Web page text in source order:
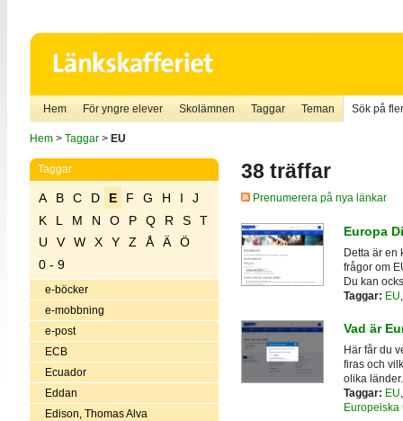
Hem För yngre elever Skolämnen Taggar Teman Sök på
Hem> Taggar> EU
Taggar
A B C D E F G H I
J
K
L M N O P Q R S
T
U
V W X Y Z Å Ä
Ö
0 - 9
e-böcker
e-mobbning
e-post
ECB
Ecuador
Eddan
Edison, Thomas Alva
38 träffar
Prenumerera på nya länkar
Europa
Detta är en
frågor om
Du kan
Taggar: EU
Vad är
Här får du
firas och
olika länder.
Taggar: EU
Europeiska